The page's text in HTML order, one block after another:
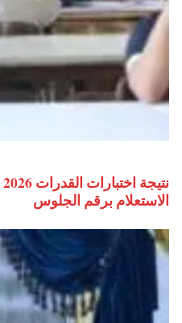
الاستعلام برقم الجلوس